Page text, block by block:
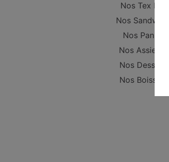
Nos Tex Mex
Nos Sandwichs
Nos Paninis
Nos Assiettes
Nos Desserts
Nos Boissons